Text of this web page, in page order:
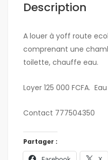
Description
A louer à yoff route
comprenant une
toilette, chauffe eau.
Loyer 125 000 FCFA.
Contact 777504350
Partager :